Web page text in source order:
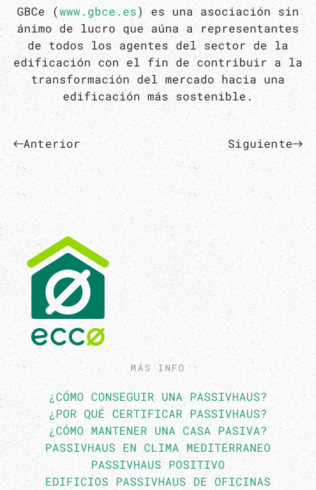
GBCe (www.gbce.es) es una asociación sin
ánimo de lucro que aúna a representantes
de todos los agentes del sector de la
edificación con el fin de contribuir a la
transformación del mercado hacia una
edificación más sostenible.
Anterior Siguiente
MÁS INFO
¿CÓMO CONSEGUIR UNA PASSIVHAUS?
¿POR QUÉ CERTIFICAR PASSIVHAUS?
¿CÓMO MANTENER UNA CASA PASIVA?
PASSIVHAUS EN CLIMA MEDITERRANEO
PASSIVHAUS POSITIVO
EDIFICIOS PASSIVHAUS DE OFICINAS